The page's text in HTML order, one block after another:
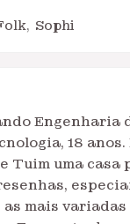
Sophi
Engenharia
18
Tuim uma casa
as mais